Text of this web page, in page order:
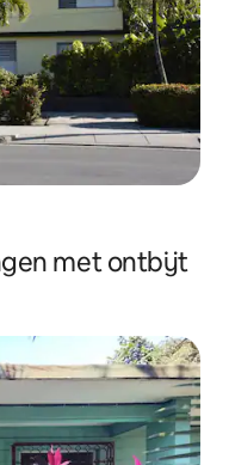
met ontbijt